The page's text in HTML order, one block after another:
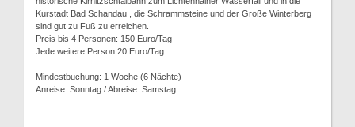
Kurstadt Bad Schandau , die Schrammsteine und der Große Winterberg
sind gut zu Fuß zu erreichen.
Preis bis 4 Personen: 150 Euro/Tag
Jede weitere Person 20 Euro/Tag
Mindestbuchung: 1 Woche (6 Nächte)
Anreise: Sonntag / Abreise: Samstag